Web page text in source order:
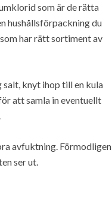
som är de rätta
hushållsförpackning du
har rätt sortiment av
knyt ihop till en kula
att samla in eventuellt
avfuktning. Förmodligen
ser ut.